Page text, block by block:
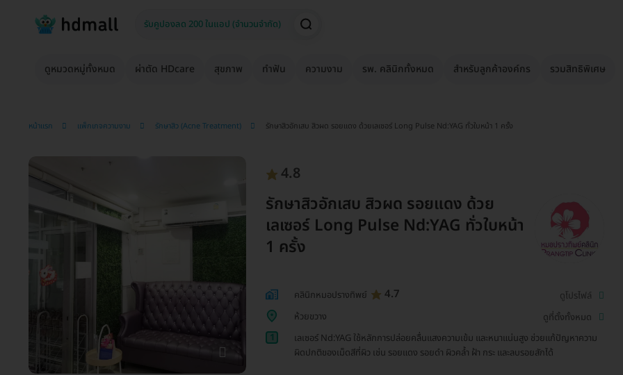
ดูหมวดหมู่ทั้งหมด ผ่าตัด HDcare สุขภาพ ทำฟัน ความงาม รพ. คลินิกทั้งหมด สำหรับลูกค้าองค์กร รวมสิทธิพิเศษ
หน้าแรก แพ็กเกจความงาม รักษาสิว (Acne Treatment) รักษาสิวอักเสบ สิวผด รอยแดง ด้วยเลเซอร์ Long Pulse Nd:YAG ทั่วใบหน้า 1 ครั้ง
4.8
รักษาสิวอักเสบ สิวผด รอยแดง ด้วย
เลเซอร์ Long Pulse Nd:YAG ทั่วใบหน้า
1 ครั้ง
คลินิกหมอปรางทิพย์ 4.7
ดูโปรไฟล์
ห้วยขวาง
ดูที่ตั้งทั้งหมด
1
เลเซอร์ Nd:YAG ใช้หลักการปล่อยคลื่นแสงความเข้ม และหนาแน่นสูง ช่วยแก้ปัญหาความ
ผิดปกติของเม็ดสีที่ผิว เช่น รอยแดง รอยดำ ผิวคล้ำ ฝ้า กระ และลบรอยสักได้